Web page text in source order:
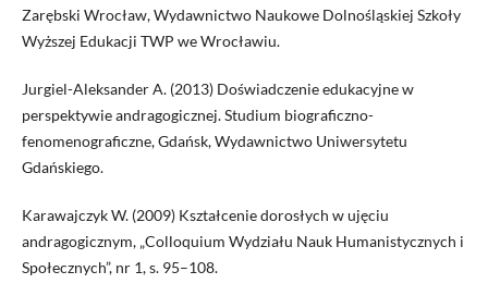
Zarębski Wrocław, Wydawnictwo Naukowe Dolnośląskiej Szkoły
Wyższej Edukacji TWP we ­Wrocławiu.
Jurgiel-Aleksander A. (2013) Doświadczenie edukacyjne w
perspektywie andragogicznej. Studium biograficzno-
fenomenograficzne, Gdańsk, Wydawnictwo Uniwersytetu
Gdańskiego.
Karawajczyk W. (2009) Kształcenie dorosłych w ujęciu
andragogicznym, „Colloquium Wydziału Nauk Humanistycznych i
Społecznych”, nr 1, s. 95–108.